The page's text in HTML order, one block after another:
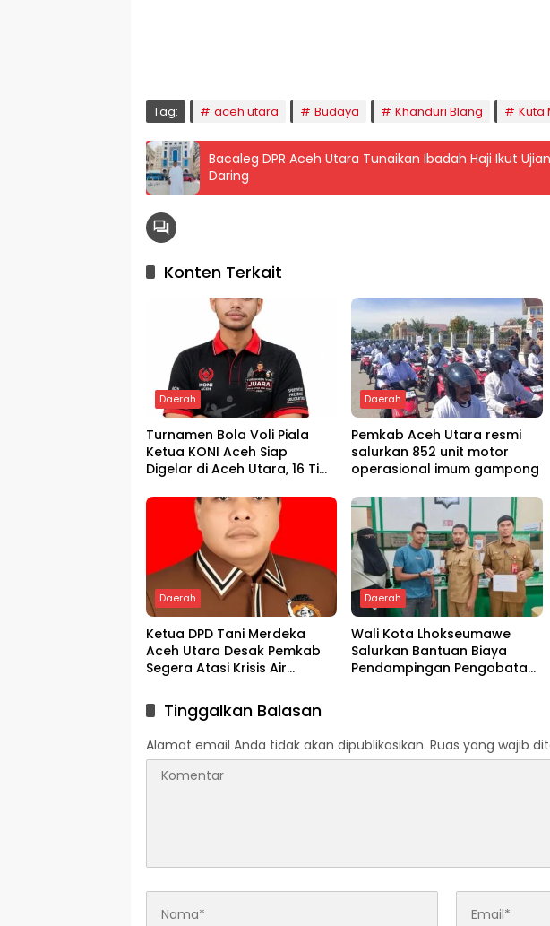
Tag: aceh utara Budaya Khanduri Blang Kuta
Bacaleg DPR Aceh Utara Tunaikan Ibadah Haji Ikut
Daring
Konten Terkait
Daerah
Turnamen Bola Voli Piala
Ketua KONI Aceh Siap
Digelar di Aceh Utara, 16 Tim
Bagian
Daerah
Pemkab Aceh Utara resmi
salurkan 852 unit motor
operasional imum gampong
Daerah
Ketua DPD Tani Merdeka
Aceh Utara Desak Pemkab
Segera Atasi Krisis Air
Daerah
Wali Kota Lhokseumawe
Salurkan Bantuan Biaya
Pendampingan Pengobatan
Tinggalkan Balasan
Alamat email Anda tidak akan dipublikasikan. Ruas yang wajib